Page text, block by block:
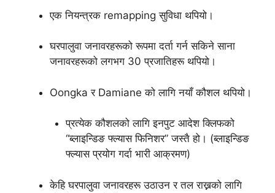
एक नियन्त्रक remapping सुविधा थपियो।
घरपालुवा जनावरहरूको रूपमा दर्ता गर्न सकिने साना
जनावरहरूको लगभग 30 प्रजातिहरू थपियो।
Oongka र Damiane को लागि नयाँ कौशल थपियो।
प्रत्येक कौशलको लागि इनपुट आदेश क्लिफको
“ब्लाइन्डिङ फ्ल्यास फिनिशर” जस्तै हो। (ब्लाइन्डिङ
फ्ल्यास प्रयोग गर्दा भारी आक्रमण)
केहि घरपालुवा जनावरहरू उठाउन र तल राख्नको लागि